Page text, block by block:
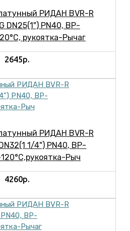
РИДАН BVR-R
DN25(1") PN40, ВР-
рукоятка-Рычаг
2645р.
РИДАН BVR-R
1/4") PN40, ВР-
Рыч
4260р.